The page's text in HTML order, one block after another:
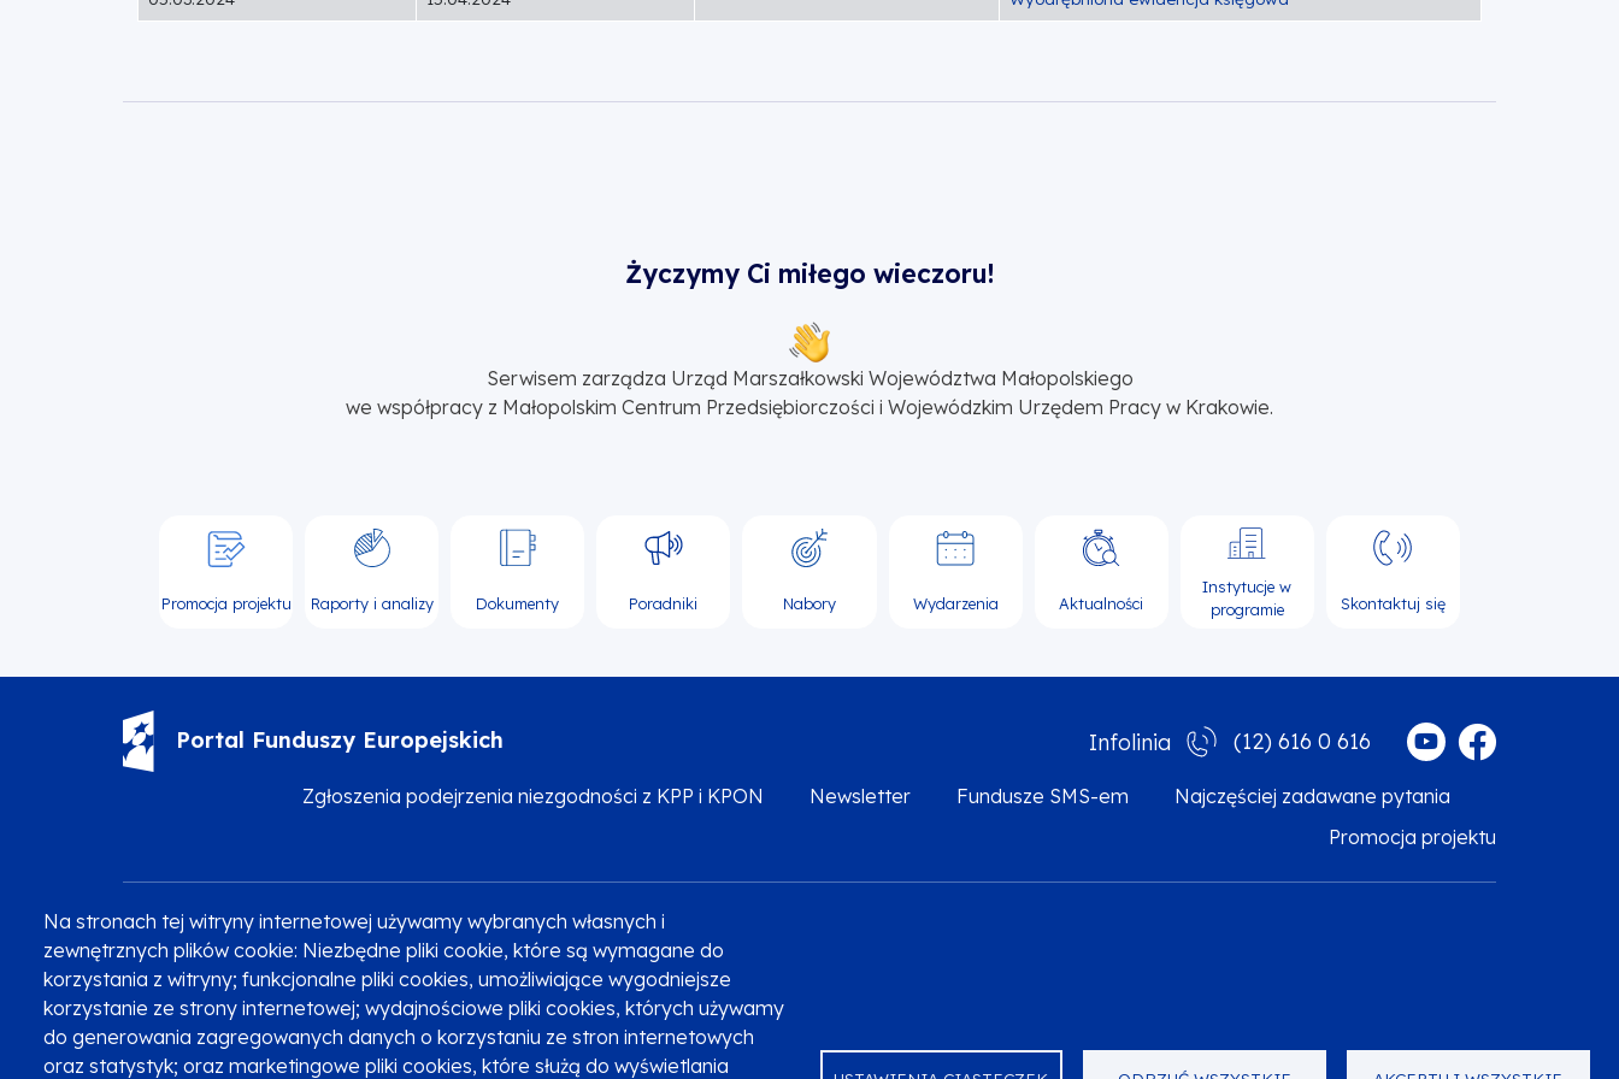
Na stronach tej witryny internetowej używamy wybranych własnych i
zewnętrznych plików cookie: Niezbędne pliki cookie, które są wymagane do
korzystania z witryny; funkcjonalne pliki cookies, umożliwiające wygodniejsze
korzystanie ze strony internetowej; wydajnościowe pliki cookies, których używamy
do generowania zagregowanych danych o korzystaniu ze stron internetowych
oraz statystyk; oraz marketingowe pliki cookies, które służą do wyświetlania
Życzymy Ci miłego wieczoru!
Serwisem zarządza Urząd Marszałkowski Województwa Małopolskiego
we współpracy z Małopolskim Centrum Przedsiębiorczości i Wojewódzkim Urzędem Pracy w Krakowie.
Promocja projektu Raporty i analizy Dokumenty Poradniki Nabory Wydarzenia Aktualności
Instytucje w
programie
Skontaktuj się
Portal Funduszy Europejskich Infolinia (12) 616 0 616
Zgłoszenia podejrzenia niezgodności z KPP i KPON Newsletter Fundusze SMS-em
Najczęściej zadawane pytania
Promocja projektu
Zobacz inne programy Poznaj Fundusze 2014-2020 Deklaracja dostępności